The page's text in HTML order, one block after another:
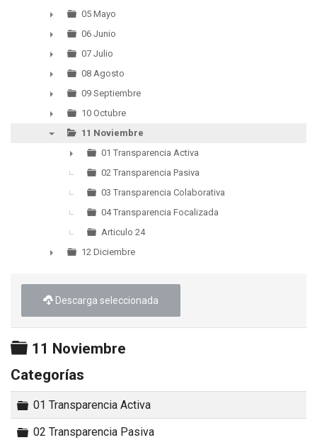
►
►
05 Mayo
►
06 Junio
►
07 Julio
►
08 Agosto
►
09 Septiembre
►
10 Octubre
11 Noviembre
►
01 Transparencia Activa
02 Transparencia Pasiva
03 Transparencia Colaborativa
04 Transparencia Focalizada
Articulo 24
12 Diciembre
Descarga seleccionada
Carpeta
11 Noviembre
Categorías
Carpeta
01 Transparencia Activa
Carpeta
02 Transparencia Pasiva